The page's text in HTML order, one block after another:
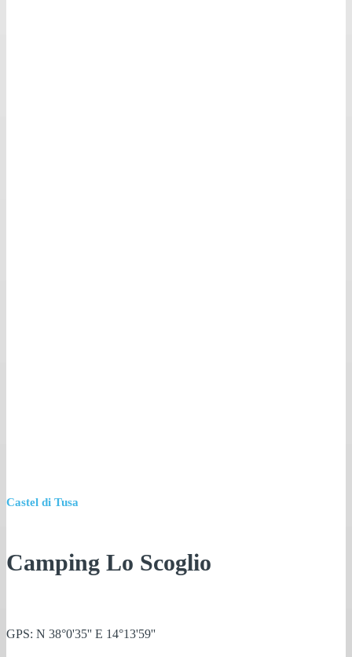
Castel di Tusa
Camping Lo Scoglio
GPS: N 38°0'35'' E 14°13'59''